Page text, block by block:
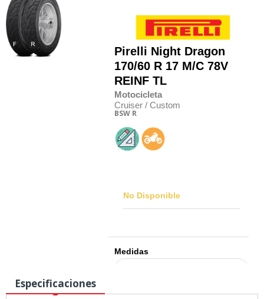
Pirelli Night Dragon
170/60 R 17 M/C 78V
REINF TL
Motocicleta
Cruiser / Custom
BSW R
No Disponible
Medidas
Especificaciones